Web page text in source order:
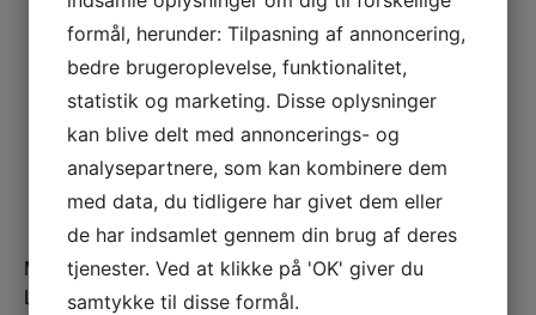
Medarbejder Award show
Lyreco Convetion 650 deltog ved Lyreco Convention
formål, herunder: Tilpasning af annoncering,
bedre brugeroplevelse, funktionalitet,
statistik og marketing. Disse oplysninger
kan blive delt med annoncerings- og
analysepartnere, som kan kombinere dem
med data, du tidligere har givet dem eller
de har indsamlet gennem din brug af deres
tjenester. Ved at klikke på 'OK' giver du
samtykke til disse formål.